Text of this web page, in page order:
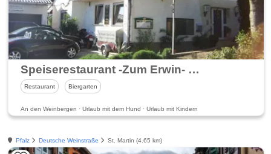
Speiserestaurant -Zum Erwin- in Kirrweiler an der Südlichen Weinstraße
Restaurant Biergarten
An den Weinbergen · Urlaub mit dem Hund · Urlaub mit Kindern
Pfalz Deutsche Weinstraße St. Martin (4.65 km)